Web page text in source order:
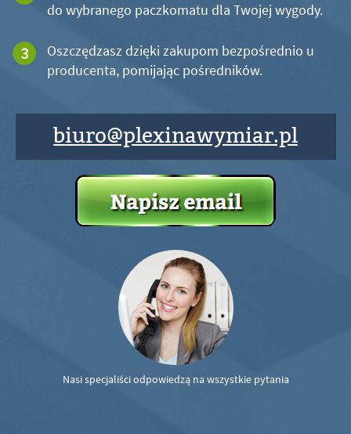
do wybranego paczkomatu dla Twojej wygody.
Oszczędzasz dzięki zakupom bezpośrednio u
producenta, pomijając pośredników.
biuro@plexinawymiar.pl
Nasi specjaliści odpowiedzą na wszystkie pytania